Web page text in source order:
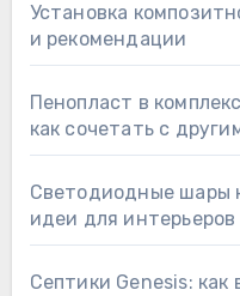
Установка
и рекомендации
Пенопласт в
как сочетать с
Светодиодные шары
идеи для интерьеров
Септики Genesis: